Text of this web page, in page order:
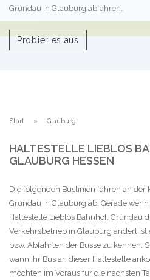
Gründau in Glauburg abfahren.
Probier es aus
Start Glauburg
HALTESTELLE LIEBLOS
GLAUBURG HESSEN
Die folgenden Buslinien fahren an der
Gründau in Glauburg ab. Gerade
Haltestelle Lieblos Bahnhof, Gründau
Verkehrsbetrieb in Glauburg ändert
bzw. Abfahrten der Busse zu kennen.
wann Ihr Bus an dieser Haltestelle
möchten im Voraus für die nächsten